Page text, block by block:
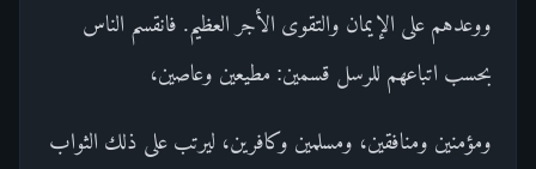
ووعدهم على الإيمان والتقوى الأجر العظيم. فانقسم الناس
بحسب اتباعهم للرسل قسمين: مطيعين وعاصين،
ومؤمنين ومنافقين، ومسلمين وكافرين، ليرتب على ذلك الثواب